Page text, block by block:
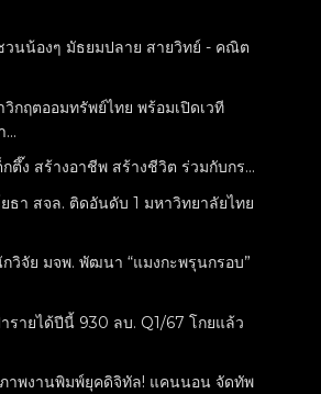
วนน้องๆ มัธยมปลาย สายวิทย์ - คณิต
วิกฤตออมทรัพย์ไทย พร้อมเปิดเวที
...
ตึ๊ง สร้างอาชีพ สร้างชีวิต ร่วมกับกร...
ธา สจล. ติดอันดับ 1 มหาวิทยาลัยไทย
วิจัย มจพ. พัฒนา “แมงกะพรุนกรอบ”
ารายได้ปีนี้ 930 ลบ. Q1/67 โกยแล้ว
ภาพงานพิมพ์ยุคดิจิทัล! แคนนอน จัดทัพ